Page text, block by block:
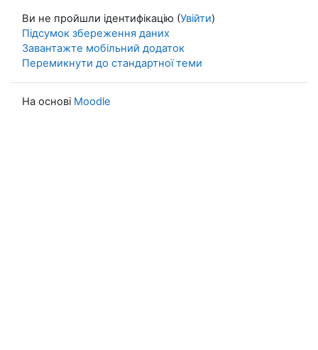
Ви не пройшли ідентифікацію (Увійти)
Підсумок збереження даних
Завантажте мобільний додаток
Перемикнути до стандартної теми
На основі Moodle